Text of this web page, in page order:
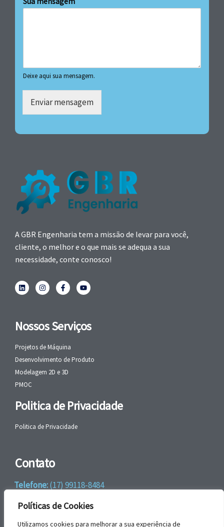
Políticas de Cookies
Utilizamos cookies para melhorar a sua experiência de
Deixe aqui sua mensagem.
Enviar mensagem
A GBR Engenharia tem a missão de levar para você,
cliente, o melhor e o que mais se adequa a sua
necessidade, conte conosco!
Nossos Serviços
Projetos de Máquina
Desenvolvimento de Produto
Modelagem 2D e 3D
PMOC
Politica de Privacidade
Politica de Privacidade
Contato
Telefone:(17) 99118-8484
WhatsApp:+55 (17) 99118-8484
email:faleconosco@gbrengenharia.com